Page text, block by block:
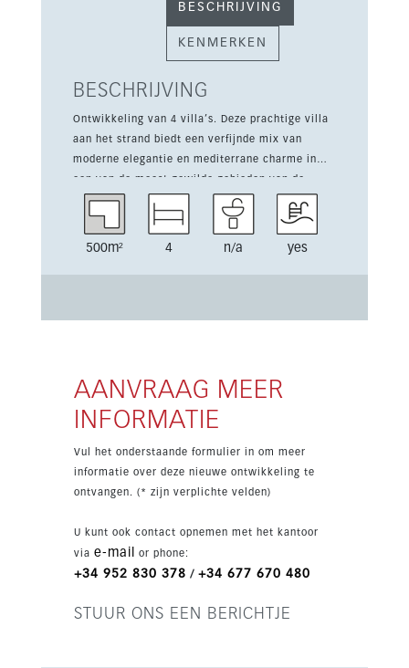
BESCHRIJVING
KENMERKEN
BESCHRIJVING
Ontwikkeling van 4 villa’s. Deze prachtige villa
aan het strand biedt een verfijnde mix van
moderne elegantie en mediterrane charme in
een van de meest gewilde gebieden van de
Costa del Sol. Ontworpen als een privé-oase
combineert de woning een royale leefruimte van
sauna, lift, airconditioning, centrale
dicht bij het strand, voorzieningen, openbaar
vervoer en scholen is deze nieuwbouwvilla een
ideale gezinswoning, vakantiewoning of
500m² 4 n/a yes
AANVRAAG MEER
INFORMATIE
Vul het onderstaande formulier in om meer
informatie over deze nieuwe ontwikkeling te
ontvangen. (* zijn verplichte velden)
U kunt ook contact opnemen met het kantoor
via e-mail or phone:
+34 952 830 378 / +34 677 670 480
STUUR ONS EEN BERICHTJE